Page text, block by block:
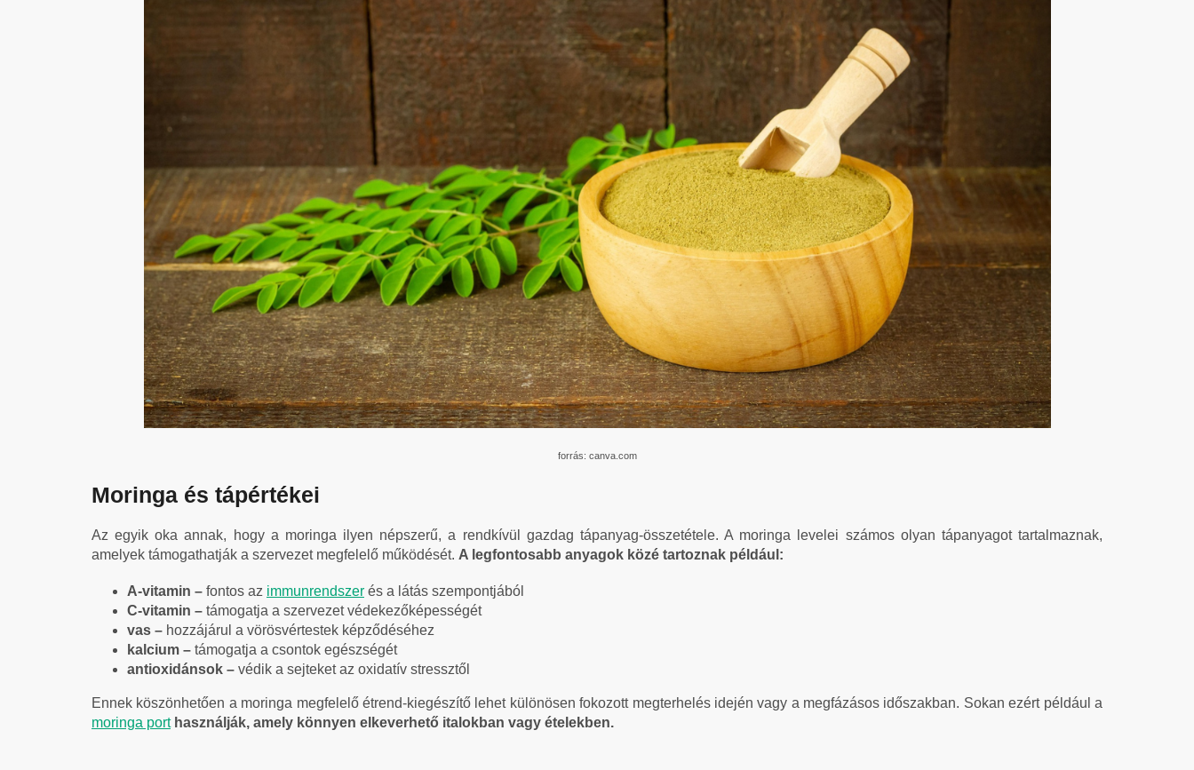
forrás: canva.com
Moringa és tápértékei
Az egyik oka annak, hogy a moringa ilyen népszerű, a rendkívül gazdag tápanyag-összetétele. A moringa levelei számos olyan tápanyagot tartalmaznak,
amelyek támogathatják a szervezet megfelelő működését. A legfontosabb anyagok közé tartoznak például:
A-vitamin – fontos az immunrendszer és a látás szempontjából
C-vitamin – támogatja a szervezet védekezőképességét
vas – hozzájárul a vörösvértestek képződéséhez
kalcium – támogatja a csontok egészségét
antioxidánsok – védik a sejteket az oxidatív stressztől
Ennek köszönhetően a moringa megfelelő étrend-kiegészítő lehet különösen fokozott megterhelés idején vagy a megfázásos időszakban. Sokan ezért például a
moringa port használják, amely könnyen elkeverhető italokban vagy ételekben.